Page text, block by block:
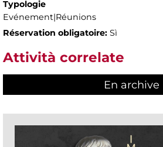
Typologie
Evénement|Réunions
Réservation obligatoire: Sì
Attività correlate
En archive